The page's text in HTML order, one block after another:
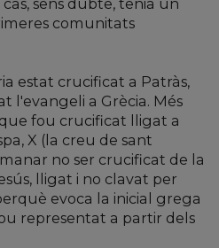
sens dubte, tenia un
comunitats
estat crucificat a Patràs,
l'evangeli a Grècia. Més
fou crucificat lligat a
X (la creu de sant
no ser crucificat de la
lligat i no clavat per
evoca la inicial grega
representat a partir dels